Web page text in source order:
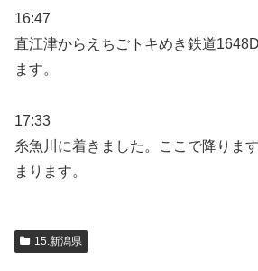
16:47
直江津からえちごトキめき鉄道
ます。
17:33
糸魚川に着きました。ここで降りま
まります。
15.新潟県